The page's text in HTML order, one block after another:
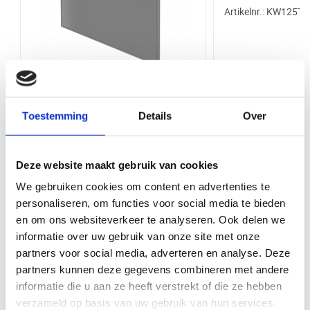
Toestemming Details Over
Deze website maakt gebruik van cookies
We gebruiken cookies om content en advertenties te
personaliseren, om functies voor social media te bieden
en om ons websiteverkeer te analyseren. Ook delen we
informatie over uw gebruik van onze site met onze
partners voor social media, adverteren en analyse. Deze
partners kunnen deze gegevens combineren met andere
informatie die u aan ze heeft verstrekt of die ze hebben
verzameld op basis van uw gebruik van hun services.
Bij VentilatieTotaal.nl profiteert u van een grote voorraad en snelle
levering van al onze producten. U kunt uw bestelling direct afhalen bij
onze balie in Ede. Wij bieden een breed assortiment aan
ventilatieproducten van hoge kwaliteit, zodat u altijd de juiste oplossing
Diepte (mm)
Schroefafstand 120 x 120 mm
Garantie
Diameter 100 mm
Functionaliteit Nalooptimer
Product Type Badkamer/toilet ventilator
Kleur Zwart
badkamerventilator - Ø100mm - met
nalooptimer + vochtsensor - vlak
Artikelnr.: KW100H-vg-gm
Bekijk product
Artikelnr.: KW125T-
Maak uw klus compleet met deze items